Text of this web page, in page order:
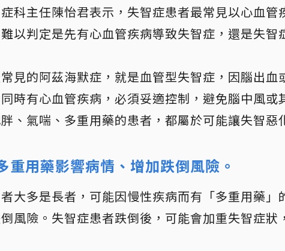
科主任陳怡君表示，失智症患者最常見以心血
以判定是先有心血管疾病導致失智症，還是失智
見的阿茲海默症，就是血管型失智症，因腦出
時有心血管疾病，必須妥適控制，避免腦中風或
、氣喘、多重用藥的患者，都屬於可能讓失智惡
重用藥影響病情、增加跌倒風險。
大多是長者，可能因慢性疾病而有「多重用藥
風險。失智症患者跌倒後，可能會加重失智症狀